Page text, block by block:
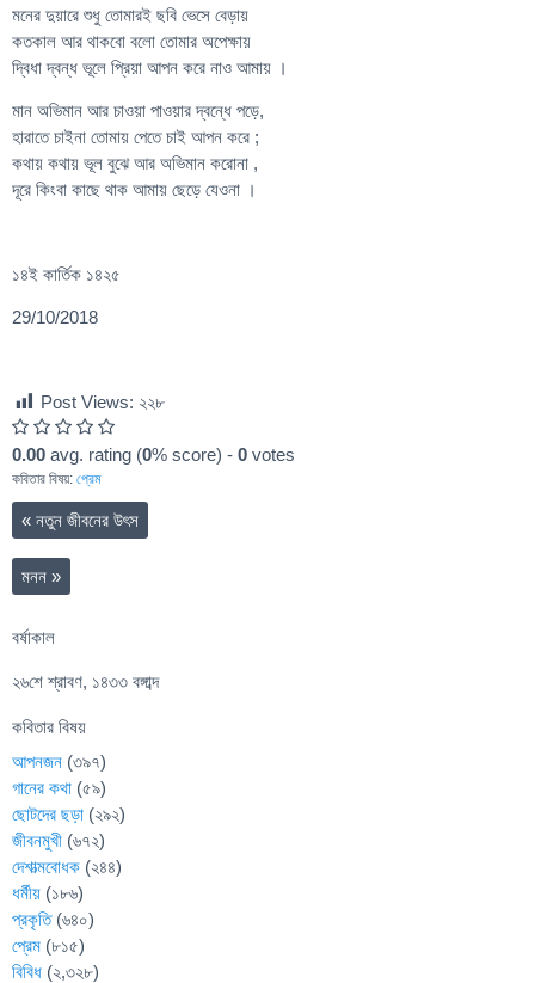
মনের দুয়ারে শুধু তোমারই ছবি ভেসে বেড়ায়
কতকাল আর থাকবো বলো তোমার অপেক্ষায়
দ্বিধা দ্বন্ধ ভূলে প্রিয়া আপন করে নাও আমায় ।
মান অভিমান আর চাওয়া পাওয়ার দ্বন্ধে পড়ে,
হারাতে চাইনা তোমায় পেতে চাই আপন করে ;
কথায় কথায় ভূল বুঝে আর অভিমান করোনা ,
দূরে কিংবা কাছে থাক আমায় ছেড়ে যেওনা ।
১৪ই কার্তিক ১৪২৫
29/10/2018
Post Views: ২২৮
0.00 avg. rating (0% score) - 0 votes
কবিতার বিষয়: প্রেম
« নতুন জীবনের উৎস
মনন »
বর্ষাকাল
২৬শে শ্রাবণ, ১৪৩৩ বঙ্গাব্দ
কবিতার বিষয়
আপনজন (৩৯৭)
গানের কথা (৫৯)
ছোটদের ছড়া (২৯২)
জীবনমুখী (৬৭২)
দেশাত্মবোধক (২৪৪)
ধর্মীয় (১৮৬)
প্রকৃতি(৬৪০)
প্রেম (৮১৫)
বিবিধ (২,৩২৮)